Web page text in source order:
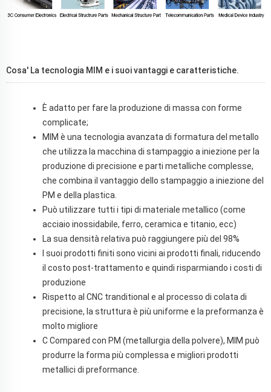
Cosa' La tecnologia MIM e i suoi vantaggi e caratteristiche.
È adatto per fare la produzione di massa con forme
complicate;
MIM è una tecnologia avanzata di formatura del metallo
che utilizza la macchina di stampaggio a iniezione per la
produzione di precisione e parti metalliche complesse,
che combina il vantaggio dello stampaggio a iniezione del
PM e della plastica.
Può utilizzare tutti i tipi di materiale metallico (come
acciaio inossidabile, ferro, ceramica e titanio, ecc)
La sua densità relativa può raggiungere più del 98%
I suoi prodotti finiti sono vicini ai prodotti finali, riducendo
il costo post-trattamento e quindi risparmiando i costi di
produzione
Rispetto al CNC tranditional e al processo di colata di
precisione, la struttura è più uniforme e la preformanza è
molto migliore
CCompared con PM (metallurgia della polvere), MIM può
produrre la forma più complessa e migliori prodotti
metallici di preformance.